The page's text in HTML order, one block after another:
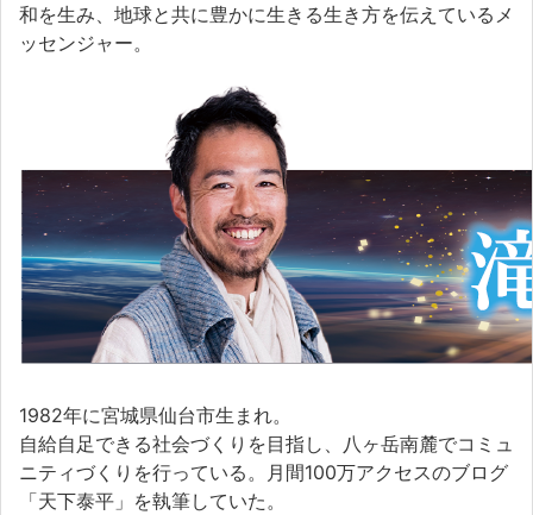
和を生み、地球と共に豊かに生きる生き方を伝えているメ
ッセンジャー。
1982年に宮城県仙台市生まれ。
自給自足できる社会づくりを目指し、八ヶ岳南麓でコミュ
ニティづくりを行っている。月間100万アクセスのブログ
「天下泰平」を執筆していた。